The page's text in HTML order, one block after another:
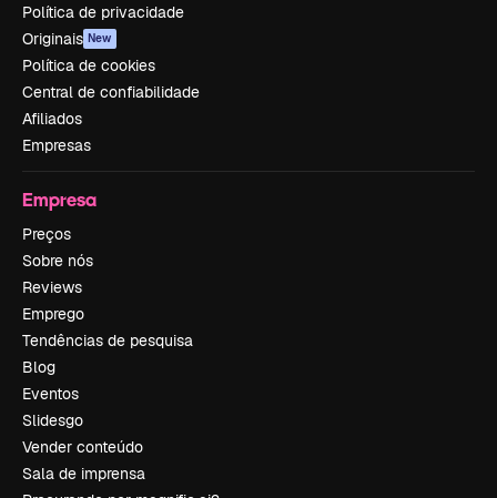
Política de privacidade
Originais New
Política de cookies
Central de confiabilidade
Afiliados
Empresas
Empresa
Preços
Sobre nós
Reviews
Emprego
Tendências de pesquisa
Blog
Eventos
Slidesgo
Vender conteúdo
Sala de imprensa